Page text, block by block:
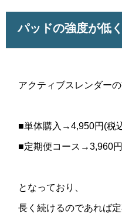
パッドの強度が低
アクティブスレンダーの
■単体購入→4,950円(税
■定期便コース→3,960
となっており、
長く続けるのであれば